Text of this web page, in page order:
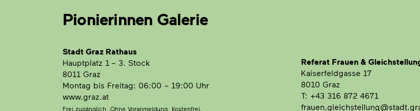
Pionierinnen Galerie
Stadt Graz Rathaus
Hauptplatz 1 – 3. Stock
8011 Graz
Montag bis Freitag: 06:00 – 19:00 Uhr
www.graz.at
Frei zugänglich. Ohne Voranmeldung. Kostenfrei.
Referat Frauen &
Kaiserfeldgasse 17
8010 Graz
T: +43 316 872 4671